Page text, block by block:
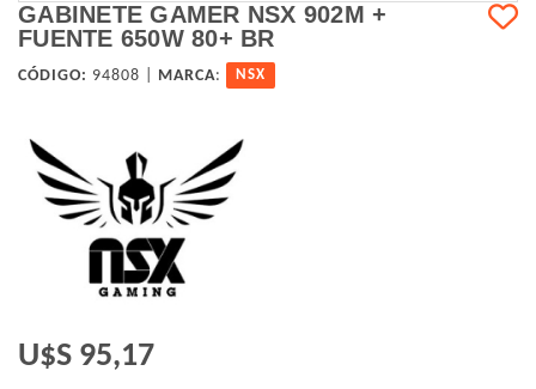
GABINETE GAMER NSX 902M +
FUENTE 650W 80+ BR
CÓDIGO: 94808 | MARCA: NSX
U$S 95,17